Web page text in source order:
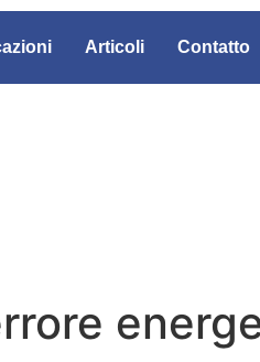
Articoli Contatto